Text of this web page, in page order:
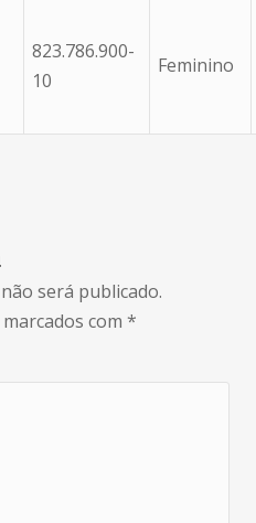
823.786.900-
10
Feminino
será publicado.
com *